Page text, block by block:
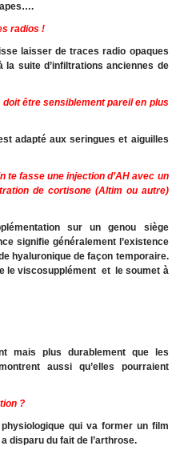
radios !
laisser de traces radio opaques
suite d’infiltrations anciennes de
être sensiblement pareil en plus
adapté aux seringues et aiguilles
te fasse une injection d’AH avec un
de cortisone (Altim ou autre)
sur un genou siège
signifie généralement l’existence
hyaluronique de façon temporaire.
le viscosupplément et le soumet à
mais plus durablement que les
aussi qu’elles pourraient
?
qui va former un film
disparu du fait de l’arthrose.